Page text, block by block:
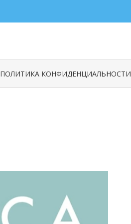
ПОЛИТИКА КОНФИДЕНЦИАЛЬНОСТИ